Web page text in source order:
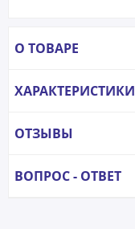
О ТОВАРЕ
ХАРАКТЕРИСТИКИ
ОТЗЫВЫ
ВОПРОС - ОТВЕТ